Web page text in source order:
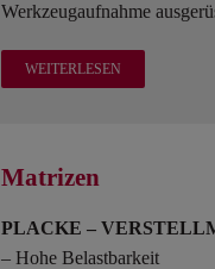
Werkzeugaufnahme
WEITERLESEN
Matrizen
PLACKE –
– Hohe Belastbarkeit